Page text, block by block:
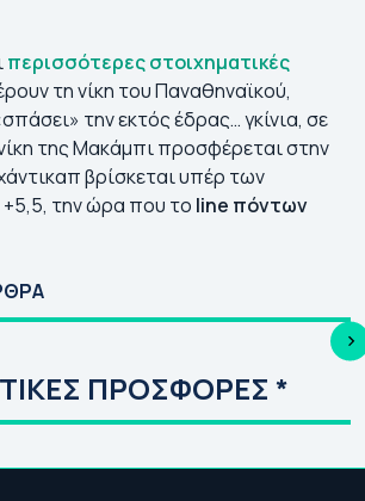
περισσότερες στοιχηματικές
τη νίκη του Παναθηναϊκού,
την εκτός έδρας… γκίνια, σε
της Μακάμπι προσφέρεται στην
βρίσκεται υπέρ των
την ώρα που το line πόντων
| Κανάλι
ΠΡΟΣΦΟΡΕΣ *